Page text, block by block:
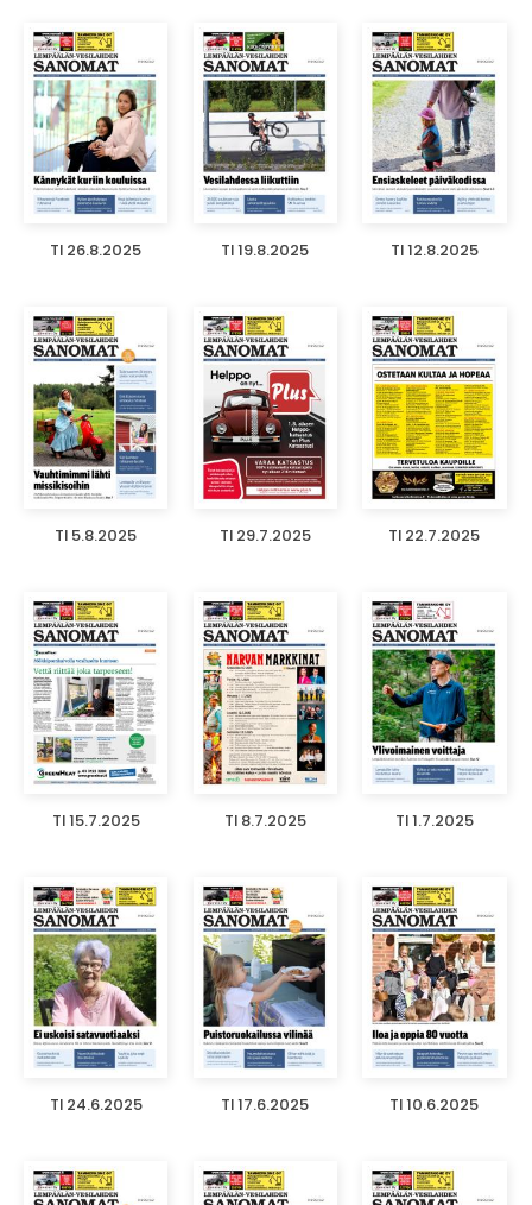
TI 26.8.2025 TI 19.8.2025 TI 12.8.2025
TI 5.8.2025 TI 29.7.2025 TI 22.7.2025
TI 15.7.2025 TI 8.7.2025 TI 1.7.2025
TI 24.6.2025 TI 17.6.2025 TI 10.6.2025